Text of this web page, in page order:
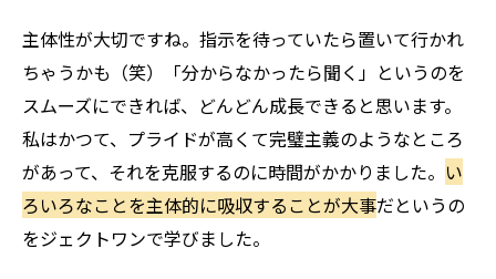
主体性が大切ですね。指示を待っていたら置いて行かれ
ちゃうかも（笑）「分からなかったら聞く」というのを
スムーズにできれば、どんどん成長できると思います。
私はかつて、プライドが高くて完璧主義のようなところ
があって、それを克服するのに時間がかかりました。 い
ろいろなことを主体的に吸収することが大事だというの
をジェクトワンで学びました。